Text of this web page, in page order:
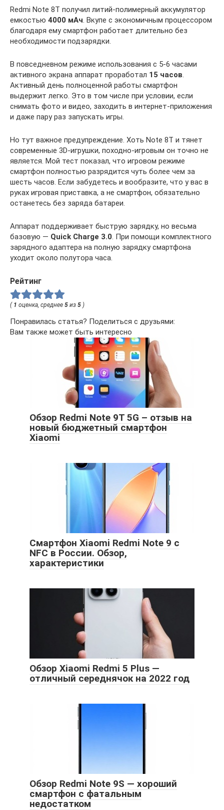
Redmi Note 8T получил литий-полимерный аккумулятор
емкостью 4000 мАч. Вкупе с экономичным процессором
благодаря ему смартфон работает длительно без
необходимости подзарядки.
В повседневном режиме использования с 5-6 часами
активного экрана аппарат проработал 15 часов.
Активный день полноценной работы смартфон
выдержит легко. Это в том числе при условии, если
снимать фото и видео, заходить в интернет-приложения
и даже пару раз запускать игры.
Но тут важное предупреждение. Хоть Note 8T и тянет
современные 3D-игрушки, походно-игровым он точно не
является. Мой тест показал, что игровом режиме
смартфон полностью разрядится чуть более чем за
шесть часов. Если забудетесь и вообразите, что у вас в
руках игровая приставка, а не смартфон, обязательно
останетесь без заряда батареи.
Аппарат поддерживает быструю зарядку, но весьма
базовую — Quick Charge 3.0. При помощи комплектного
зарядного адаптера на полную зарядку смартфона
уходит около полутора часа.
Рейтинг
( 1 оценка, среднее 5 из 5 )
Понравилась статья? Поделиться с друзьями:
Вам также может быть интересно
Обзор Redmi Note 9T 5G – отзыв на
новый бюджетный смартфон
Xiaomi
Смартфон Xiaomi Redmi Note 9 с
NFC в России. Обзор,
характеристики
Обзор Xiaomi Redmi 5 Plus —
отличный середнячок на 2022 год
Обзор Redmi Note 9S — хороший
смартфон с фатальным
недостатком